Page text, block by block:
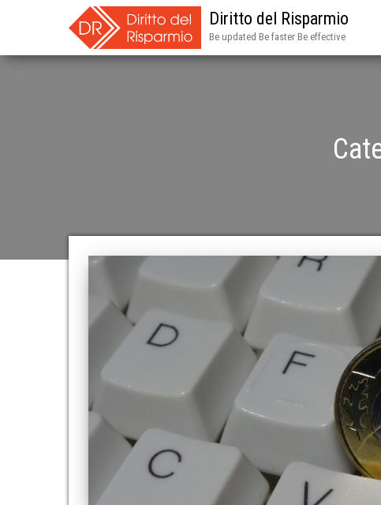
Diritto del Risparmio
Be updated Be faster Be effective